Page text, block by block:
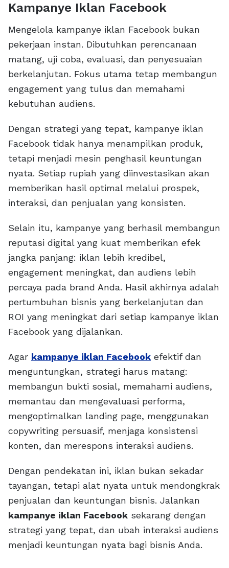
Kampanye Iklan Facebook
Mengelola kampanye iklan Facebook bukan
pekerjaan instan. Dibutuhkan perencanaan
matang, uji coba, evaluasi, dan penyesuaian
berkelanjutan. Fokus utama tetap membangun
engagement yang tulus dan memahami
kebutuhan audiens.
Dengan strategi yang tepat, kampanye iklan
Facebook tidak hanya menampilkan produk,
tetapi menjadi mesin penghasil keuntungan
nyata. Setiap rupiah yang diinvestasikan akan
memberikan hasil optimal melalui prospek,
interaksi, dan penjualan yang konsisten.
Selain itu, kampanye yang berhasil membangun
reputasi digital yang kuat memberikan efek
jangka panjang: iklan lebih kredibel,
engagement meningkat, dan audiens lebih
percaya pada brand Anda. Hasil akhirnya adalah
pertumbuhan bisnis yang berkelanjutan dan
ROI yang meningkat dari setiap kampanye iklan
Facebook yang dijalankan.
Agar kampanye iklan Facebook efektif dan
menguntungkan, strategi harus matang:
membangun bukti sosial, memahami audiens,
memantau dan mengevaluasi performa,
mengoptimalkan landing page, menggunakan
copywriting persuasif, menjaga konsistensi
konten, dan merespons interaksi audiens.
Dengan pendekatan ini, iklan bukan sekadar
tayangan, tetapi alat nyata untuk mendongkrak
penjualan dan keuntungan bisnis. Jalankan
kampanye iklan Facebook sekarang dengan
strategi yang tepat, dan ubah interaksi audiens
menjadi keuntungan nyata bagi bisnis Anda.